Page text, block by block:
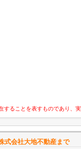
ることを表すものであり、
式会社大地不動産まで